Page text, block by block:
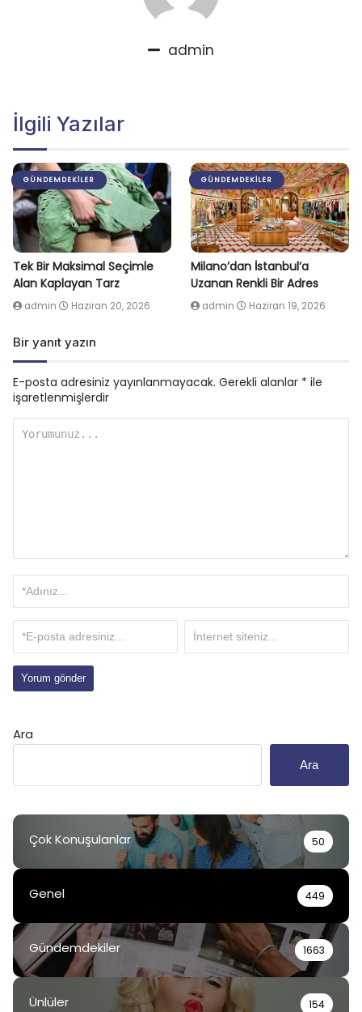
admin
İlgili Yazılar
GÜNDEMDEKILER
Tek Bir Maksimal Seçimle
Alan Kaplayan Tarz
admin Haziran 20, 2026
GÜNDEMDEKILER
Milano’dan İstanbul’a
Uzanan Renkli Bir Adres
admin Haziran 19, 2026
Bir yanıt yazın
E-posta adresiniz yayınlanmayacak. Gerekli alanlar * ile
işaretlenmişlerdir
Ara
Ara
Çok Konuşulanlar 50
Genel 449
Gündemdekiler 1663
Ünlüler 154